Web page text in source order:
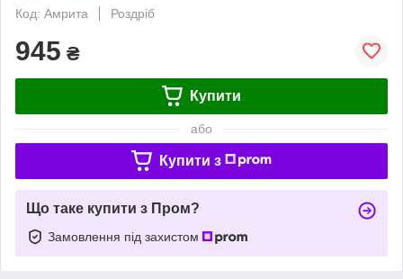
Код: Амрита
Роздріб
945 ₴
Купити
або
Купити з
Що таке купити з Пром?
Замовлення під захистом